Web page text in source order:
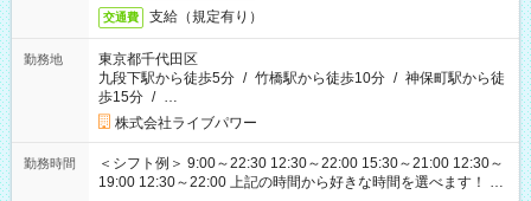
交通費 支給（規定有り）
勤務地
東京都千代田区
九段下駅から徒歩5分 / 竹橋駅から徒歩10分 / 神保町駅から徒
歩15分 / …
株式会社ライブパワー
勤務時間
＜シフト例＞ 9:00～22:30 12:30～22:00 15:30～21:00 12:30～
19:00 12:30～22:00 上記の時間から好きな時間を選べます！ ※